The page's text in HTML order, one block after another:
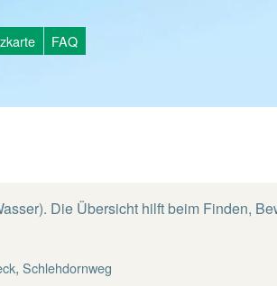
FAQ
Die Übersicht hilft beim Finden,
, Schlehdornweg